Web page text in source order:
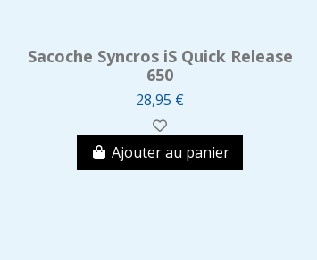
Sacoche Syncros iS Quick Release
650
28,95 €
Ajouter au panier